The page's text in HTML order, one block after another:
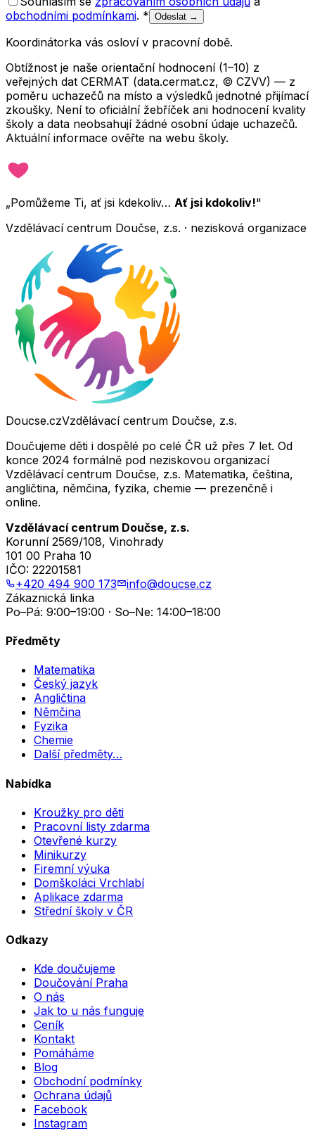
obchodními podmínkami. * Odeslat →
Koordinátorka vás osloví v pracovní době.
Obtížnost je naše orientační hodnocení (1–10) z
veřejných dat CERMAT (data.cermat.cz, © CZVV) — z
poměru uchazečů na místo a výsledků jednotné přijímací
zkoušky. Není to oficiální žebříček ani hodnocení kvality
školy a data neobsahují žádné osobní údaje uchazečů.
Aktuální informace ověřte na webu školy.
„Pomůžeme Ti, ať jsi kdekoliv… Ať jsi kdokoliv!"
Vzdělávací centrum Doučse, z.s. · nezisková organizace
Doucse.czVzdělávací centrum Doučse, z.s.
Doučujeme děti i dospělé po celé ČR už přes 7 let. Od
konce 2024 formálně pod neziskovou organizací
Vzdělávací centrum Doučse, z.s. Matematika, čeština,
angličtina, němčina, fyzika, chemie — prezenčně i
online.
Vzdělávací centrum Doučse, z.s.
Korunní 2569/108, Vinohrady
101 00 Praha 10
IČO: 22201581
+420 494 900 173
info@doucse.cz
Zákaznická linka
Po–Pá: 9:00–19:00 · So–Ne: 14:00–18:00
Předměty
Matematika
Český jazyk
Angličtina
Němčina
Fyzika
Chemie
Další předměty…
Nabídka
Kroužky pro děti
Pracovní listy zdarma
Otevřené kurzy
Minikurzy
Firemní výuka
Domškoláci Vrchlabí
Aplikace zdarma
Střední školy v ČR
Odkazy
Kde doučujeme
Doučování Praha
O nás
Jak to u nás funguje
Ceník
Kontakt
Pomáháme
Blog
Obchodní podmínky
Ochrana údajů
Facebook
Instagram